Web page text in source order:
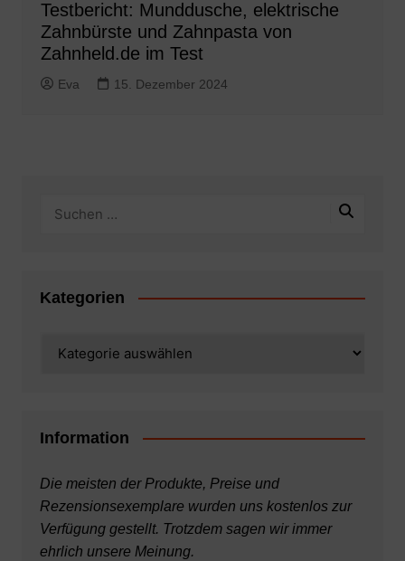
Testbericht: Munddusche, elektrische
Zahnbürste und Zahnpasta von
Zahnheld.de im Test
Eva 15. Dezember 2024
Kategorien
Information
Die meisten der Produkte, Preise und
Rezensionsexemplare wurden uns kostenlos zur
Verfügung gestellt. Trotzdem sagen wir immer
ehrlich unsere Meinung.